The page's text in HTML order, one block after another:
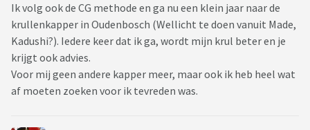
Ik volg ook de CG methode en ga nu een klein jaar naar de
krullenkapper in Oudenbosch (Wellicht te doen vanuit Made,
Kadushi?). Iedere keer dat ik ga, wordt mijn krul beter en je
krijgt ook advies.
Voor mij geen andere kapper meer, maar ook ik heb heel wat
af moeten zoeken voor ik tevreden was.